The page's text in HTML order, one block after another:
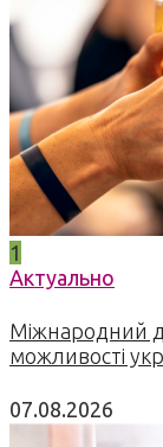
1
Актуально
Міжнародний
можливості
07.08.2026